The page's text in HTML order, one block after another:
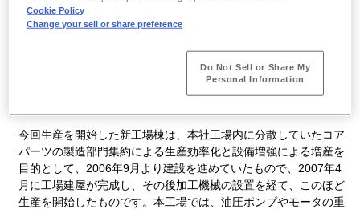
川崎重工グループのカワサキプレシジョンマシナリ（KPM）は、
本社工場（神戸市西区）に建設した新工場棟において、建設機械
用油圧ポンプやモータに組み込まれるコアパーツの生産を開始し
今回生産を開始した新工場棟は、本社工場内に分散していたコア
パーツの製造部門集約による生産効率化と設備増強による増産を
目的として、2006年9月より建設を進めていたもので、2007年4
月に工場建屋が完成し、その後加工機械の設置を経て、このほど
生産を開始したものです。本工場では、油圧ポンプやモータの重
Cookie Policy
Change your sell or share preference
Do Not Sell or Share My
Personal Information